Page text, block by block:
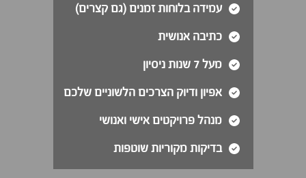
עמידה בלוחות זמנים (גם קצרים)
כתיבה אנושית
מעל 7 שנות ניסיון
אפיון ודיוק הצרכים הלשוניים שלכם
מנהל פרויקטים אישי ואנושי
בדיקות מקוריות שוטפות